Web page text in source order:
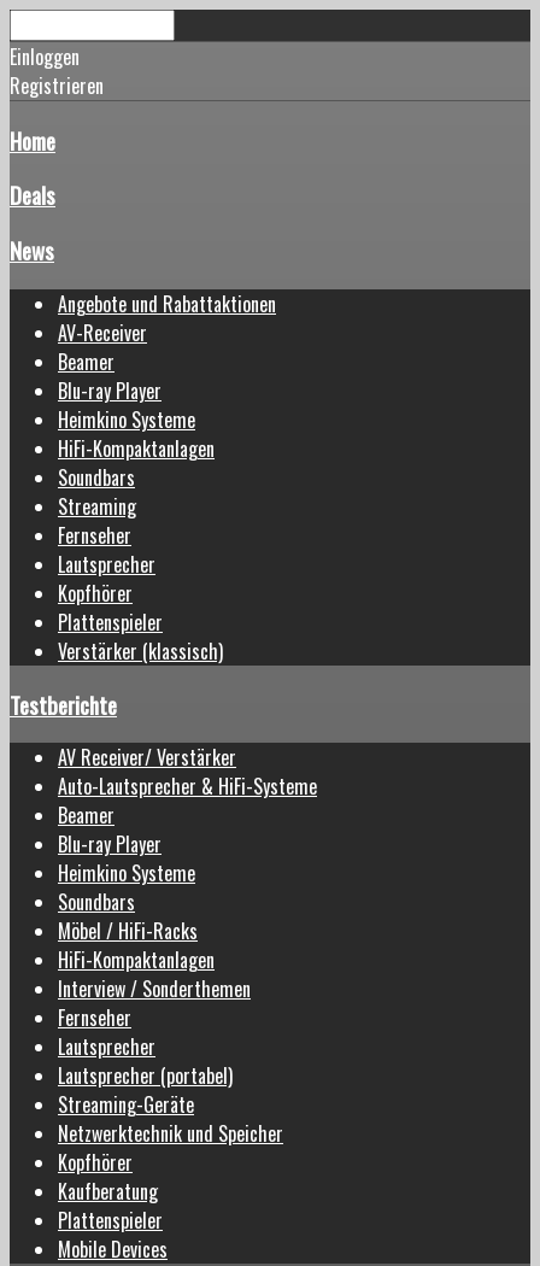
Einloggen
Registrieren
Home
Deals
News
Angebote und Rabattaktionen
AV-Receiver
Beamer
Blu-ray Player
Heimkino Systeme
HiFi-Kompaktanlagen
Soundbars
Streaming
Fernseher
Lautsprecher
Kopfhörer
Plattenspieler
Verstärker (klassisch)
Testberichte
AV Receiver/ Verstärker
Auto-Lautsprecher & HiFi-Systeme
Beamer
Blu-ray Player
Heimkino Systeme
Soundbars
Möbel / HiFi-Racks
HiFi-Kompaktanlagen
Interview / Sonderthemen
Fernseher
Lautsprecher
Lautsprecher (portabel)
Streaming-Geräte
Netzwerktechnik und Speicher
Kopfhörer
Kaufberatung
Plattenspieler
Mobile Devices